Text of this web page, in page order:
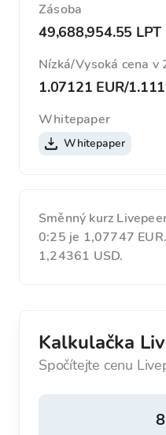
Zásoba
49,688,954.55 LPT
Nízká/Vysoká cena v
1.07121 EUR/
Whitepaper
Whitepaper
Směnný kurz
0:25 je 1,07747
1,24361 USD.
Kalkulačka
Spočítejte cenu